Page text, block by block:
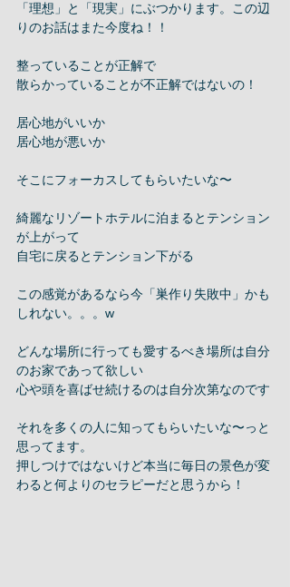
「理想」と「現実」にぶつかります。この辺
りのお話はまた今度ね！！
整っていることが正解で
散らかっていることが不正解ではないの！
居心地がいいか
居心地が悪いか
そこにフォーカスしてもらいたいな〜
綺麗なリゾートホテルに泊まるとテンション
が上がって
自宅に戻るとテンション下がる
この感覚があるなら今「巣作り失敗中」かも
しれない。。。w
どんな場所に行っても愛するべき場所は自分
のお家であって欲しい
心や頭を喜ばせ続けるのは自分次第なのです
それを多くの人に知ってもらいたいな〜っと
思ってます。
押しつけではないけど本当に毎日の景色が変
わると何よりのセラピーだと思うから！